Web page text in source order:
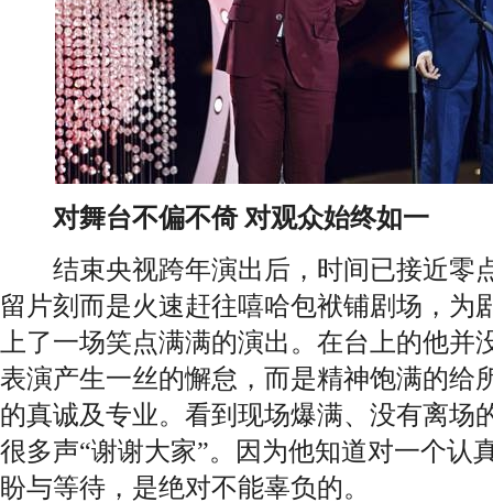
对舞台不偏不倚 对观众始终如一
结束央视跨年演出后，时间已接近零
留片刻而是火速赶往嘻哈包袱铺剧场，为
上了一场笑点满满的演出。在台上的他并
表演产生一丝的懈怠，而是精神饱满的给
的真诚及专业。看到现场爆满、没有离场
很多声“谢谢大家”。因为他知道对一个认
盼与等待，是绝对不能辜负的。